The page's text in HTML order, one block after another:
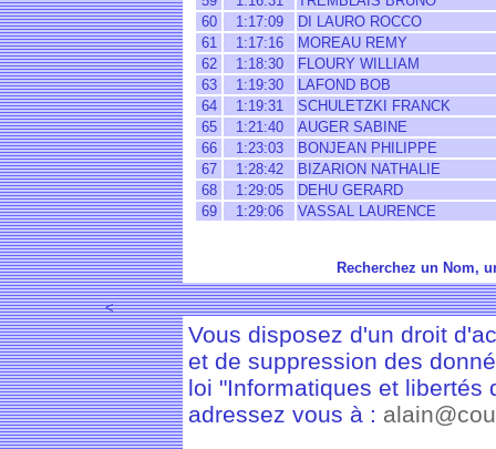
60
1:17:09
DI LAURO ROCCO
61
1:17:16
MOREAU REMY
62
1:18:30
FLOURY WILLIAM
63
1:19:30
LAFOND BOB
64
1:19:31
SCHULETZKI FRANCK
65
1:21:40
AUGER SABINE
66
1:23:03
BONJEAN PHILIPPE
67
1:28:42
BIZARION NATHALIE
68
1:29:05
DEHU GERARD
69
1:29:06 VASSAL LAURENCE
Recherchez un Nom,
<
Vous disposez d'un droit
et de suppression des
loi "Informatiques et libertés
adressez vous à :